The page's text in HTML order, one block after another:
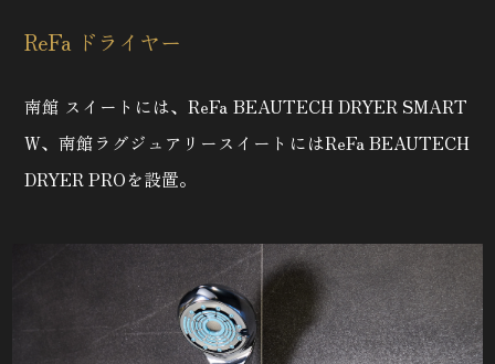
ReFa ドライヤー
南館 スイートには、ReFa BEAUTECHDRYER SMART
W、南館ラグジュアリースイートにはReFaBEAUTECH
DRYER PROを設置。